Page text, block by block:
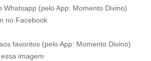
Whatsapp (pelo App: Momento Divino)
no Facebook
favoritos (pelo App: Momento Divino)
imagem